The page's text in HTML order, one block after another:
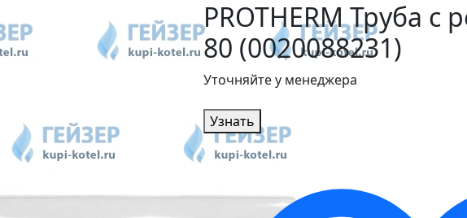
PROTHERM Труба с
80 (0020088231)
Уточняйте у менеджера
Узнать